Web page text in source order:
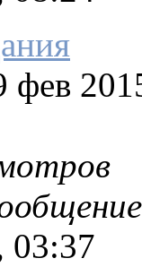
фев
03:37